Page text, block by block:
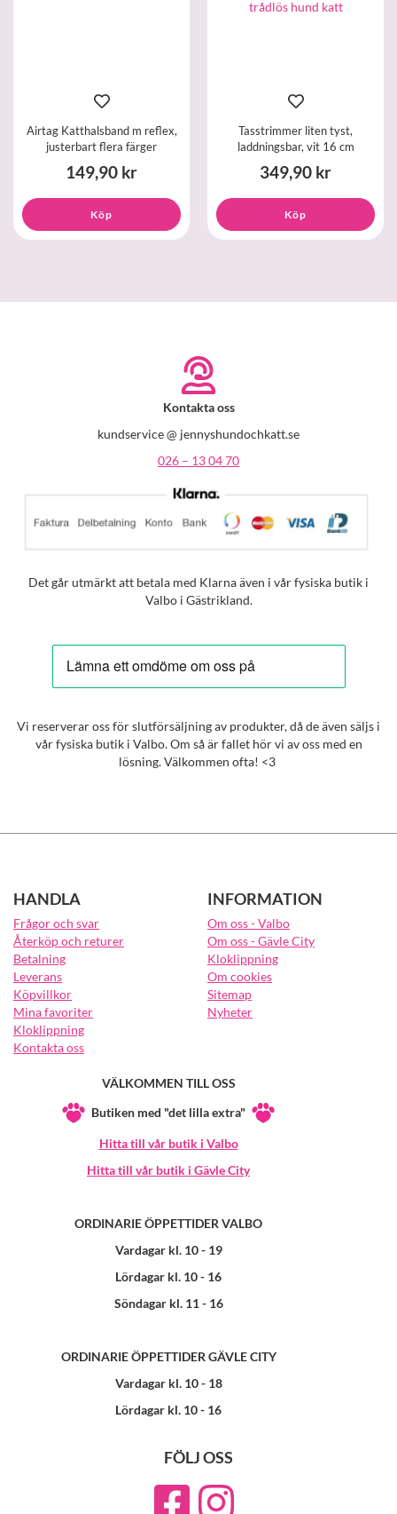
Airtag Katthalsband m reflex,
justerbart flera färger
149,90 kr
Köp
Tasstrimmer liten tyst,
laddningsbar, vit 16 cm
349,90 kr
Köp
Kontakta oss
kundservice @ jennyshundochkatt.se
026 – 13 04 70
Det går utmärkt att betala med Klarna även i vår fysiska butik i
Valbo i Gästrikland.
Vi reserverar oss för slutförsäljning av produkter, då de även säljs i
vår fysiska butik i Valbo. Om så är fallet hör vi av oss med en
lösning. Välkommen ofta! <3
HANDLA
Frågor och svar
Återköp och returer
Betalning
Leverans
Köpvillkor
Mina favoriter
Kloklippning
Kontakta oss
INFORMATION
Om oss - Valbo
Om oss - Gävle City
Kloklippning
Om cookies
Sitemap
Nyheter
VÄLKOMMEN TILL OSS
Butiken med "det lilla extra"
Hitta till vår butik i Valbo
Hitta till vår butik i Gävle City
ORDINARIE ÖPPETTIDER VALBO
Vardagar kl. 10 - 19
Lördagar kl. 10 - 16
Söndagar kl. 11 - 16
ORDINARIE ÖPPETTIDER GÄVLE CITY
Vardagar kl. 10 - 18
Lördagar kl. 10 - 16
FÖLJ OSS